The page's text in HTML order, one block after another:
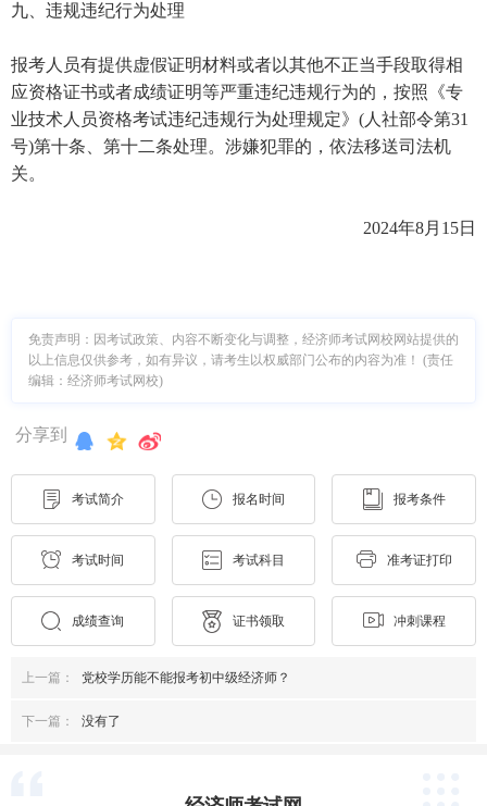
九、违规违纪行为处理
报考人员有提供虚假证明材料或者以其他不正当手段取得相
应资格证书或者成绩证明等严重违纪违规行为的，按照《专
业技术人员资格考试违纪违规行为处理规定》(人社部令第31
号)第十条、第十二条处理。涉嫌犯罪的，依法移送司法机
关。
2024年8月15日
免责声明：因考试政策、内容不断变化与调整，经济师考试网校网站提供的
以上信息仅供参考，如有异议，请考生以权威部门公布的内容为准！ (责任
编辑：经济师考试网校)
分享到
考试简介 报名时间 报考条件
考试时间 考试科目 准考证打印
成绩查询 证书领取 冲刺课程
上一篇： 党校学历能不能报考初中级经济师？
下一篇： 没有了